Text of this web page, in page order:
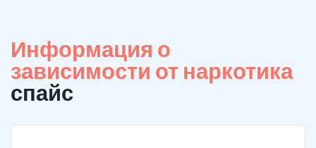
Информация о
зависимости от наркотика
спайс